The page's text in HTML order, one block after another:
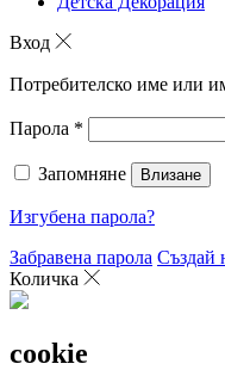
Вход
Потребителско име или
Парола *
Запомняне Влизане
Изгубена парола?
Забравена парола Създай
Количка
cookie